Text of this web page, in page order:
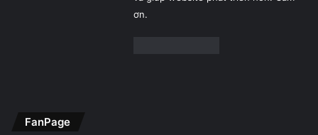
ơn.
FanPage